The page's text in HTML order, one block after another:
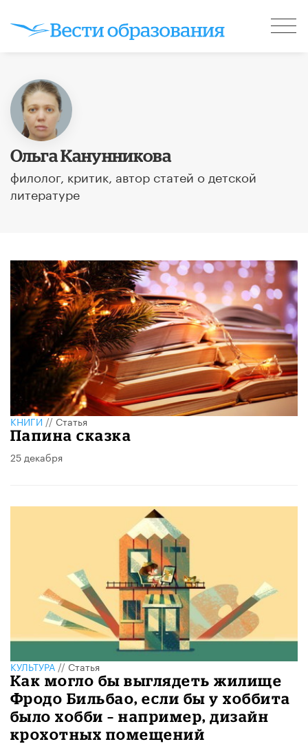
Ольга Канунникова
филолог, критик, автор статей о детской
литературе
КНИГИ//Статья
Папина сказка
25 декабря
КУЛЬТУРА//Статья
Как могло бы выглядеть жилище
Фродо Бильбао, если бы у хоббита
было хобби – например, дизайн
крохотных помещений